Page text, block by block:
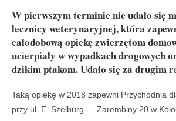
W pierwszym terminie nie udało się
lecznicy weterynaryjnej, która
całodobową opiekę zwierzętom
ucierpiały w wypadkach drogowych
dzikim ptakom. Udało się za drugim
Taką opiekę w 2018 zapewni Przychodnia
przy ul. E. Szelburg — Zarembiny 20 w